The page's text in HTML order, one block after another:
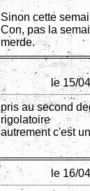
Sinon cette
Con, pas la
merde.
le 15/
pris au second
rigolatoire
autrement c'est
le 16/